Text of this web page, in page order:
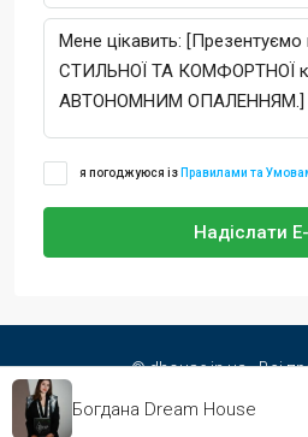
я погоджуюся із Правилами та
Надіслати
Богдана Dream House
© dhouse.in.ua - Всі